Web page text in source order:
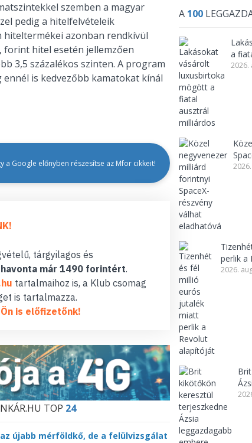
szemben a magyar
pedig a hitelfelvételeik
azonban rendkívül
forint hitel esetén jellemzően
3,5 százalékos szinten. A program
is kedvezőbb kamatokat kínál
Google előnyben részesítse az Mfor cikkeit!
tárgyilagos és
havonta már 1490 forintért.
tartalmaihoz is, a Klub csomag
is tartalmazza.
is előfizetőnk!
TOP 24
újabb mérföldkő, de a felülvizsgálat
A 100
a
2026.
perlik a
2026.